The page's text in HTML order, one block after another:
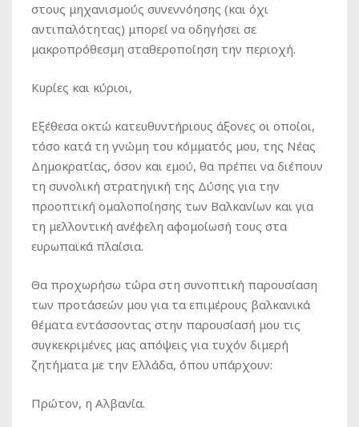
στους μηχανισμούς συνεννόησης (και όχι
αντιπαλότητας) μπορεί να οδηγήσει σε
μακροπρόθεσμη σταθεροποίηση την περιοχή.
Κυρίες και κύριοι,
Εξέθεσα οκτώ κατευθυντήριους άξονες οι οποίοι,
τόσο κατά τη γνώμη του κόμματός μου, της Νέας
Δημοκρατίας, όσον και εμού, θα πρέπει να διέπουν
τη συνολική στρατηγική της Δύσης για την
προοπτική ομαλοποίησης των Βαλκανίων και για
τη μελλοντική ανέφελη αφομοίωσή τους στα
ευρωπαϊκά πλαίσια.
Θα προχωρήσω τώρα στη συνοπτική παρουσίαση
των προτάσεών μου για τα επιμέρους βαλκανικά
θέματα εντάσσοντας στην παρουσίασή μου τις
συγκεκριμένες μας απόψεις για τυχόν διμερή
ζητήματα με την Ελλάδα, όπου υπάρχουν:
Πρώτον, η Αλβανία.